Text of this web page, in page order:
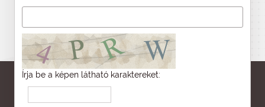
Írja be a képen látható karaktereket: